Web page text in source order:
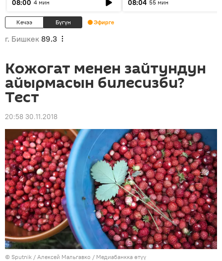
08:00 4 мин
08:04 55 мин
Кечээ Бүгүн Эфирге
г. Бишкек 89.3
Кожогат менен зайтундун
айырмасын билесизби?
Тест
20:58 30.11.2018
© Sputnik / Алексей Мальгавко / Медиабанкка өтүү